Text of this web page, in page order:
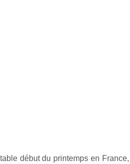
début du printemps en